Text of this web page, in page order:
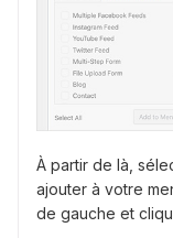
À partir de là,
ajouter à votre
de gauche et